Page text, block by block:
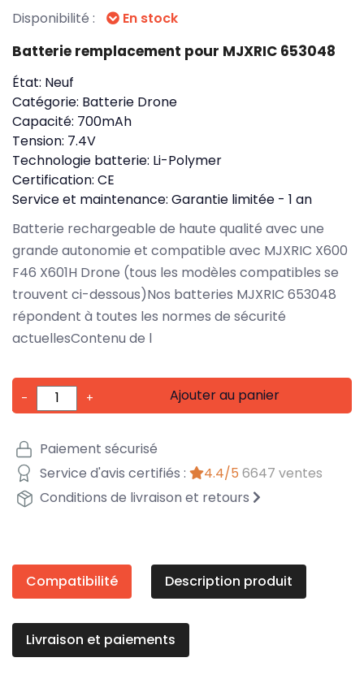
Disponibilité : En stock
Batterie remplacement pour MJXRIC 653048
État: Neuf
Catégorie: Batterie Drone
Capacité: 700mAh
Tension: 7.4V
Technologie batterie: Li-Polymer
Certification: CE
Service et maintenance: Garantie limitée - 1 an
Batterie rechargeable de haute qualité avec une
grande autonomie et compatible avec MJXRIC X600
F46 X601H Drone (tous les modèles compatibles se
trouvent ci-dessous)Nos batteries MJXRIC 653048
répondent à toutes les normes de sécurité
actuellesContenu de l
- + Ajouter au panier
Paiement sécurisé
Service d'avis certifiés :
4.4/5 6647 ventes
Conditions de livraison et retours
Compatibilité Description produit
Livraison et paiements